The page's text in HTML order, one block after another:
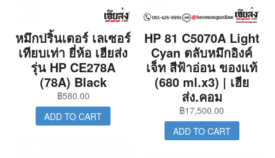
หมึกปริ้นเตอร์ เลเซอร์
เทียบเท่า ยี่ห้อ เฮียส่ง
รุ่น HP CE278A
(78A) Black
฿580.00
ADD TO CART
HP 81 C5070A Light
Cyan ตลับหมึกอิงค์
เจ็ท สีฟ้าอ่อน ของแท้
(680 ml.x3) | เฮีย
ส่ง.คอม
฿17,500.00
ADD TO CART